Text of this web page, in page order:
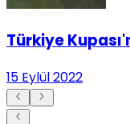
Türkiye
15 Eylül 2022